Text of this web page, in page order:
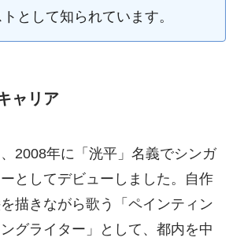
として知られています。
ャリア
2008年に「洸平」名義でシンガ
としてデビューしました。自作
描きながら歌う「ペインティン
グライター」として、都内を中